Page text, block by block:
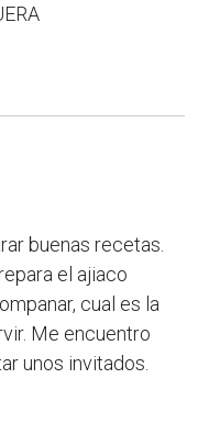
buenas recetas.
el ajiaco
cual es la
Me encuentro
unos invitados.